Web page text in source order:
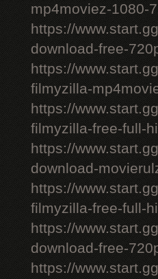
mp4moviez-1080-
https://
download-free-
https://
filmyzilla-
https://
filmyzilla-free-full-
https://
download-
https://
filmyzilla-free-full-
https://
download-free-
https://